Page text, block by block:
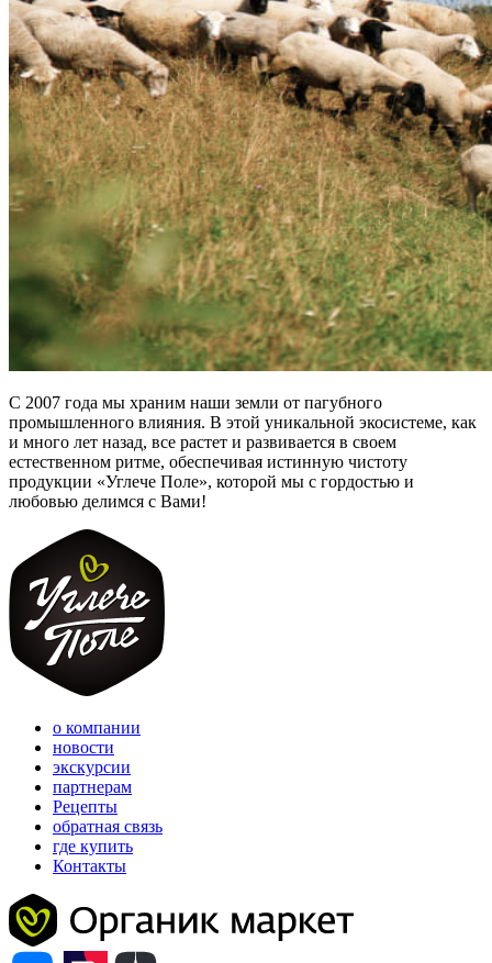
С 2007 года мы храним наши земли от пагубного
промышленного влияния. В этой уникальной экосистеме, как
и много лет назад, все растет и развивается в своем
естественном ритме, обеспечивая истинную чистоту
продукции «Углече Поле», которой мы с гордостью и
любовью делимся с Вами!
о компании
новости
экскурсии
партнерам
Рецепты
обратная связь
где купить
Контакты